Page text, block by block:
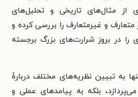
از مثال‌های تاریخی و تحلیل‌های
و غیرمتعارف را بررسی کرده و
در بروز شرارت‌های بزرگ برجسته
به تبیین نظریه‌های مختلف دربارهٔ
بلکه به پیامدهای عملی و